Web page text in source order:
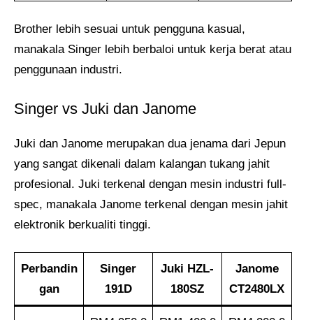
Brother lebih sesuai untuk pengguna kasual,
manakala Singer lebih berbaloi untuk kerja berat atau
penggunaan industri.
Singer vs Juki dan Janome
Juki dan Janome merupakan dua jenama dari Jepun
yang sangat dikenali dalam kalangan tukang jahit
profesional. Juki terkenal dengan mesin industri full-
spec, manakala Janome terkenal dengan mesin jahit
elektronik berkualiti tinggi.
Perbandin
gan
Singer
191D
Juki HZL-
180SZ
Janome
CT2480LX